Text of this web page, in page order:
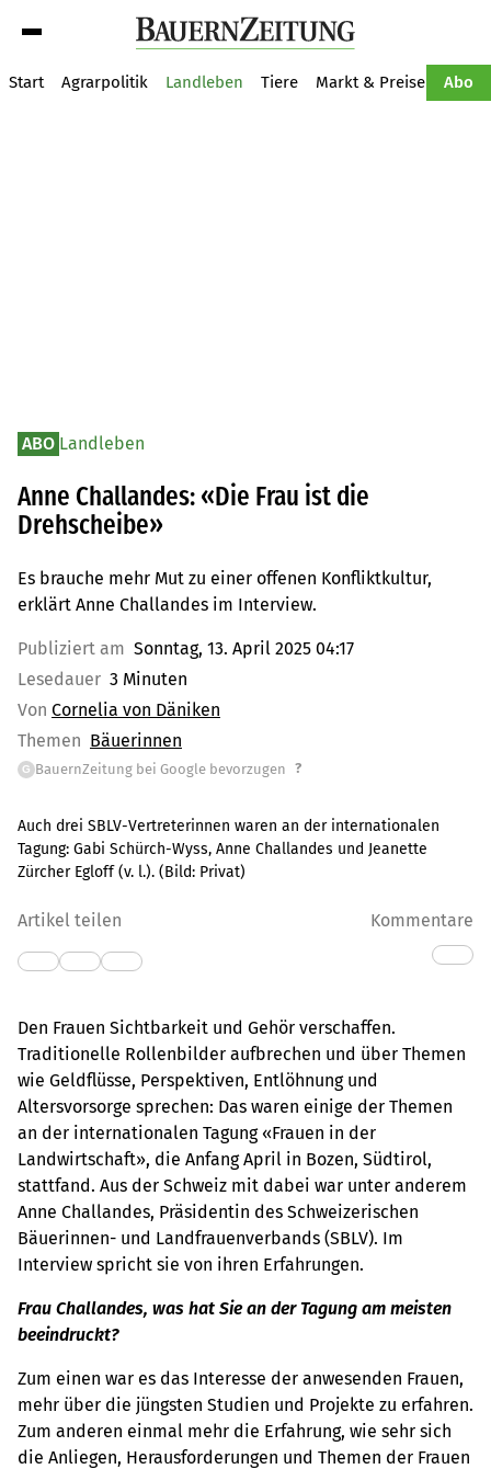
Start Agrarpolitik Landleben Tiere Markt & Preise Abo
ABO Landleben
Anne Challandes: «Die Frau ist die
Drehscheibe»
Es brauche mehr Mut zu einer offenen Konfliktkultur,
erklärt Anne Challandes im Interview.
Publiziert am Sonntag, 13. April 2025 04:17
Lesedauer 3 Minuten
Von Cornelia von Däniken
Themen Bäuerinnen
G BauernZeitung bei Google bevorzugen ?
Auch drei SBLV-Vertreterinnen waren an der internationalen
Tagung: Gabi Schürch-Wyss, Anne Challandes und Jeanette
Zürcher Egloff (v. l.). (Bild: Privat)
Artikel teilen Kommentare
Den Frauen Sichtbarkeit und Gehör verschaffen.
Traditionelle Rollenbilder aufbrechen und über Themen
wie Geldflüsse, Perspektiven, Entlöhnung und
Altersvorsorge sprechen: Das waren einige der Themen
an der internationalen Tagung «Frauen in der
Landwirtschaft», die Anfang April in Bozen, Südtirol,
stattfand. Aus der Schweiz mit dabei war unter anderem
Anne Challandes, Präsidentin des Schweizerischen
Bäuerinnen- und Landfrauenverbands (SBLV). Im
Interview spricht sie von ihren Erfahrungen.
Frau Challandes, was hat Sie an der Tagung am meisten
beeindruckt?
Zum einen war es das Interesse der anwesenden Frauen,
mehr über die jüngsten Studien und Projekte zu erfahren.
Zum anderen einmal mehr die Erfahrung, wie sehr sich
die Anliegen, Herausforderungen und Themen der Frauen